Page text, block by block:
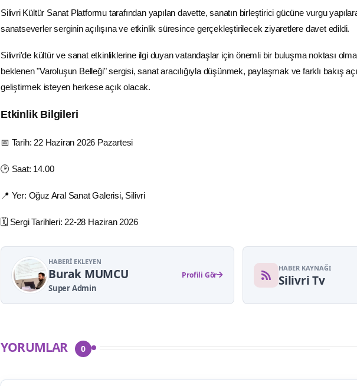
Silivri Kültür Sanat Platformu tarafından yapılan davette, sanatın birleştirici gücüne vurgu
sanatseverler serginin açılışına ve etkinlik süresince gerçekleştirilecek ziyaretlere davet edildi.
Silivri'de kültür ve sanat etkinliklerine ilgi duyan vatandaşlar için önemli bir buluşma noktası
beklenen "Varoluşun Belleği" sergisi, sanat aracılığıyla düşünmek, paylaşmak ve farklı bakış
geliştirmek isteyen herkese açık olacak.
Etkinlik Bilgileri
📅 Tarih: 22 Haziran 2026 Pazartesi
🕑 Saat: 14.00
📍 Yer: Oğuz Aral Sanat Galerisi, Silivri
🗓️ Sergi Tarihleri: 22-28 Haziran 2026
HABERI EKLEYEN
Burak MUMCU
Super Admin
Profili Gör
HABER KAYNAĞI
Silivri Tv
YORUMLAR 0